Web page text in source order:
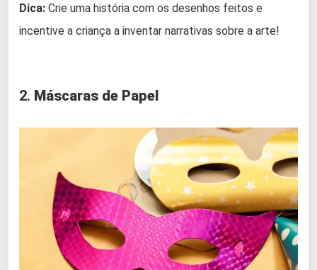
Dica: Crie uma história com os desenhos feitos e
incentive a criança a inventar narrativas sobre a arte!
2. Máscaras de Papel